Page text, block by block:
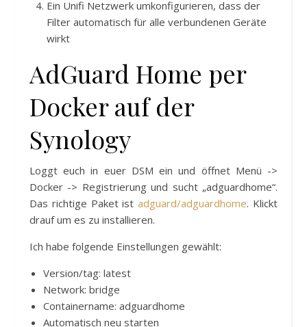
Ein Unifi Netzwerk umkonfigurieren, dass der
Filter automatisch für alle verbundenen Geräte
wirkt
AdGuard Home per
Docker auf der
Synology
Loggt euch in euer DSM ein und öffnet Menü ->
Docker -> Registrierung und sucht „adguardhome“.
Das richtige Paket istadguard/adguardhome. Klickt
drauf um es zu installieren.
Ich habe folgende Einstellungen gewählt:
Version/tag: latest
Network: bridge
Containername: adguardhome
Automatisch neu starten